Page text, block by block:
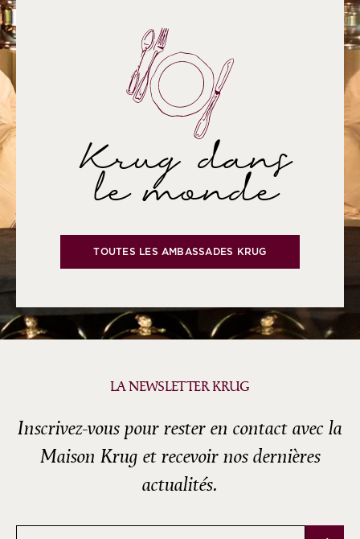
Krug dans
le monde
TOUTES LES AMBASSADES KRUG
LA NEWSLETTER KRUG
Inscrivez-vous pour rester en contact avec la
Maison Krug et recevoir nos dernières
actualités.